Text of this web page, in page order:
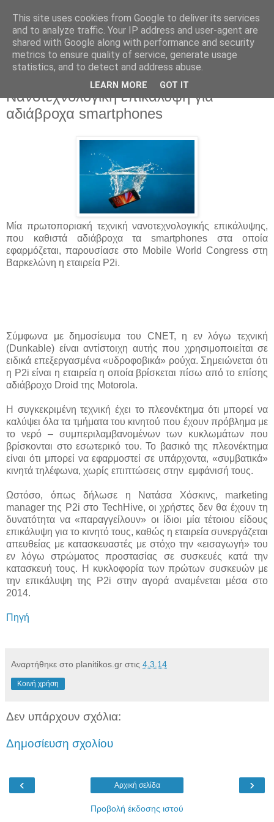
Νανοτεχνολογική επικάλυψη για
αδιάβροχα smartphones
Μία πρωτοποριακή τεχνική νανοτεχνολογικής επικάλυψης,
που καθιστά αδιάβροχα τα smartphones στα οποία
εφαρμόζεται, παρουσίασε στο Mobile World Congress στη
Βαρκελώνη η εταιρεία P2i.
Σύμφωνα με δημοσίευμα του CNET, η εν λόγω τεχνική
(Dunkable) είναι αντίστοιχη αυτής που χρησιμοποιείται σε
ειδικά επεξεργασμένα «υδροφοβικά» ρούχα. Σημειώνεται ότι
η Ρ2i είναι η εταιρεία η οποία βρίσκεται πίσω από τo επίσης
αδιάβροχο Droid της Motorola.
Η συγκεκριμένη τεχνική έχει το πλεονέκτημα ότι μπορεί να
καλύψει όλα τα τμήματα του κινητού που έχουν πρόβλημα με
το νερό – συμπεριλαμβανομένων των κυκλωμάτων που
βρίσκονται στο εσωτερικό του. Το βασικό της πλεονέκτημα
είναι ότι μπορεί να εφαρμοστεί σε υπάρχοντα, «συμβατικά»
κινητά τηλέφωνα, χωρίς επιπτώσεις στην εμφάνισή τους.
Ωστόσο, όπως δήλωσε η Νατάσα Χόσκινς, marketing
manager της P2i στο TechHive, οι χρήστες δεν θα έχουν τη
δυνατότητα να «παραγγείλουν» οι ίδιοι μία τέτοιου είδους
επικάλυψη για το κινητό τους, καθώς η εταιρεία συνεργάζεται
απευθείας με κατασκευαστές με στόχο την «εισαγωγή» του
εν λόγω στρώματος προστασίας σε συσκευές κατά την
κατασκευή τους. Η κυκλοφορία των πρώτων συσκευών με
την επικάλυψη της P2i στην αγορά αναμένεται μέσα στο
2014.
Πηγή
Αναρτήθηκε στο planitikos.gr στις 4.3.14
Κοινή χρήση
Δεν υπάρχουν σχόλια:
Δημοσίευση σχολίου
‹ ›
Αρχική σελίδα
Προβολή έκδοσης ιστού
This site uses cookies from Google to deliver its services
and to analyze traffic. Your IP address and user-agent are
shared with Google along with performance and security
metrics to ensure quality of service, generate usage
statistics, and to detect and address abuse.
LEARN MORE GOT IT